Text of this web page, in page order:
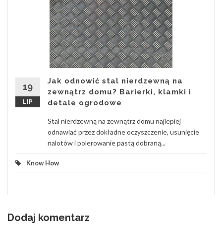
19
LIP
Jak odnowić stal nierdzewną na
zewnątrz domu? Barierki, klamki i
detale ogrodowe
Stal nierdzewną na zewnątrz domu najlepiej
odnawiać przez dokładne oczyszczenie, usunięcie
nalotów i polerowanie pastą dobraną...
Know How
Dodaj komentarz